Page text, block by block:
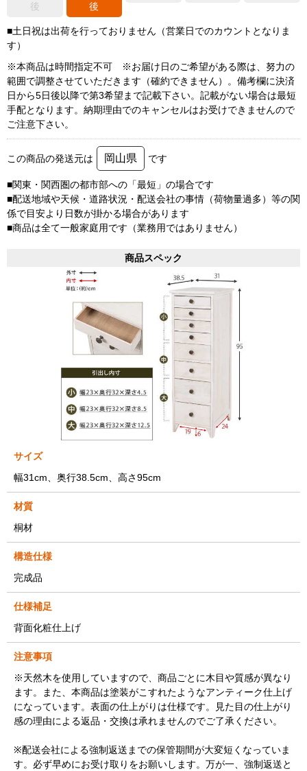
後 後
■土日祝は出荷を行っておりません（営業日でのカウントとなりま
す）
※本商品は時間指定不可 ※お届け日のご希望がある際は、努力の
範囲で調整させていただきます（確約できません）。備考欄に決済
日から5日後以降で第3希望まで記載下さい。記載がない場合は最短
手配となります。納期理由でのキャンセルはお受けできませんので
ご注意下さい。
この商品の発送元は 岡山県 です
■関東・関西圏の都市部への「最短」の場合です
■配送地域や天候・道路状況・配送会社の事情（荷物量過多）等の関
係で目安より日数が掛かる場合があります
■商品は全て一般家庭用です（業務用ではありません）
商品スペック
サイズ
幅31cm、奥行38.5cm、高さ95cm
材質
桐材
構造仕様
完成品
仕様補足
背面化粧仕上げ
注意事項
※天然木を使用していますので、商品ごとに木目や質感が異なり
ます。また、本商品は塗装がこすれたようなアンティーク仕上げ
になっています。表面の仕上がりは仕様です。見た目の仕上がり
感の理由による返品・交換は承れませんのでご了承ください。
※配送会社による強制返送までの保管期間が大変短くなっていま
す。必ず早めにお受け取りをお願いします。万が一、強制返送と